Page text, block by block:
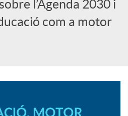
l’Agenda 2030 i
com a motor